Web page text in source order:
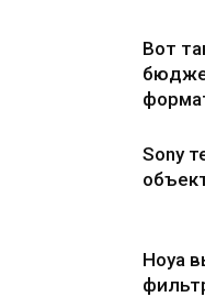
Вот
Sony
Hoya